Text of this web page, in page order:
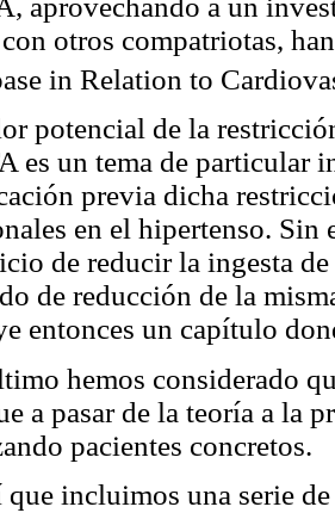
otros compatriotas,
in Relation to
potencial de la
es un tema de particular
previa dicha
en el hipertenso. Sin
de reducir la ingesta
de reducción de la
entonces un capítulo
hemos considerado
a pasar de la teoría a la
pacientes concretos.
que incluimos una serie